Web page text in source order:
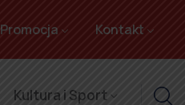
Promocja Kontakt
Kultura i Sport